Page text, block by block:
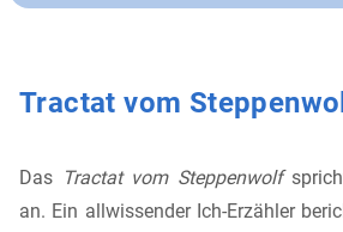
Tractat vom
Das Tractat vom Steppenwolf
an. Ein allwissender Ich-Erzähler